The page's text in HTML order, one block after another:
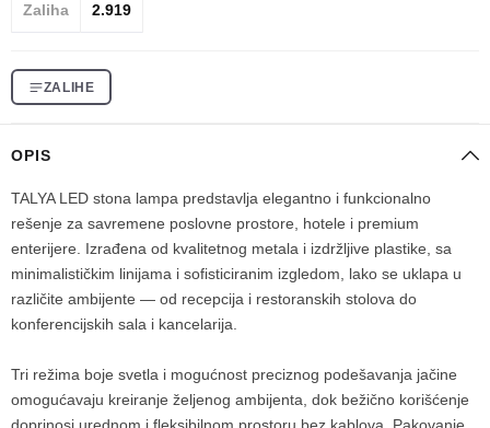
Zaliha 2.919
ZALIHE
OPIS
TALYA LED stona lampa predstavlja elegantno i funkcionalno
rešenje za savremene poslovne prostore, hotele i premium
enterijere. Izrađena od kvalitetnog metala i izdržljive plastike, sa
minimalističkim linijama i sofisticiranim izgledom, lako se uklapa u
različite ambijente — od recepcija i restoranskih stolova do
konferencijskih sala i kancelarija.
Tri režima boje svetla i mogućnost preciznog podešavanja jačine
omogućavaju kreiranje željenog ambijenta, dok bežično korišćenje